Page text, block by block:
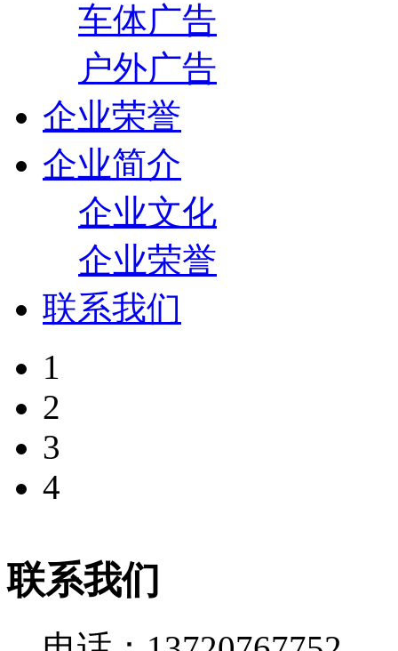
车体广告
户外广告
企业荣誉
企业简介
企业文化
企业荣誉
联系我们
1
2
3
4
联系我们